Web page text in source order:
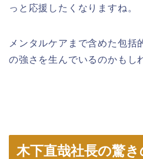
っと応援したくなりますね。
メンタルケアまで含めた包括
の強さを生んでいるのかもし
木下直哉社長の驚